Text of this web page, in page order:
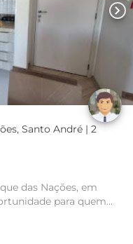
chevron_right
Santo André | 2
das Nações, em
para quem